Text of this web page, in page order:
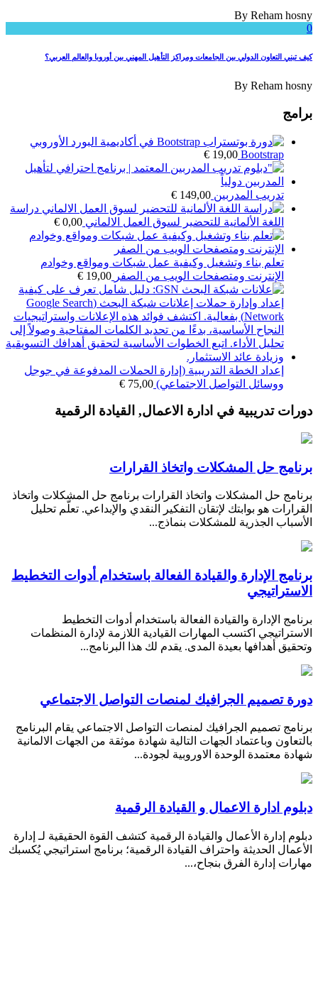
By Reham hosny
0
كيف تبني التعاون الدولي بين الجامعات ومراكز التأهيل المهني بين أوروبا والعالم العربي؟
By Reham hosny
برامج
Bootstrap
€ 19,00
تدريب المدربين € 149,00
دراسة
اللغة الألمانية للتحضير لسوق العمل الالماني
€ 0,00
تعلم بناء وتشغيل وكيفية عمل شبكات ومواقع وخوادم
الإنترنت ومتصفحات الويب من الصفر
€ 19,00
إعداد الخطة التدريبية (إدارة الحملات المدفوعة في جوجل
ووسائل التواصل الاجتماعي)
€ 75,00
دورات تدريبية في ادارة الاعمال, القيادة الرقمية
برنامج حل المشكلات واتخاذ القرارات
برنامج حل المشكلات واتخاذ القرارات برنامج حل المشكلات واتخاذ
القرارات هو بوابتك لإتقان التفكير النقدي والإبداعي. تعلّم تحليل
الأسباب الجذرية للمشكلات بنماذج...
برنامج الإدارة والقيادة الفعالة باستخدام أدوات التخطيط
الاستراتيجي
برنامج الإدارة والقيادة الفعالة باستخدام أدوات التخطيط
الاستراتيجي اكتسب المهارات القيادية اللازمة لإدارة المنظمات
وتحقيق أهدافها بعيدة المدى. يقدم لك هذا البرنامج...
دورة تصميم الجرافيك لمنصات التواصل الاجتماعي
برنامج تصميم الجرافيك لمنصات التواصل الاجتماعي يقام البرنامج
بالتعاون وباعتماد الجهات التالية شهادة موثقة من الجهات الالمانية
شهادة معتمدة الوحدة الاوروبية لجودة...
دبلوم ادارة الاعمال و القيادة الرقمية
دبلوم إدارة الأعمال والقيادة الرقمية كتشف القوة الحقيقية لـ إدارة
الأعمال الحديثة واحتراف القيادة الرقمية؛ برنامج استراتيجي يُكسبك
مهارات إدارة الفرق بنجاح،...